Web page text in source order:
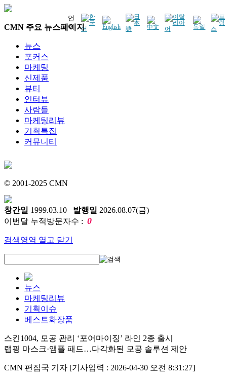
언
어
CMN 주요 뉴스페이지
뉴스
포커스
마케팅
신제품
뷰티
인터뷰
사람들
마케팅리뷰
기획특집
커뮤니티
© 2001-2025 CMN
창간일 1999.03.10 발행일 2026.08.07(금)
이번달 누적방문자수 : 0
검색영역 열고 닫기
뉴스
마케팅리뷰
기획이슈
베스트화장품
스킨1004, 모공 관리 ‘포어마이징’ 라인 2종 출시
랩핑 마스크·앰플 패드…다각화된 모공 솔루션 제안
CMN 편집국 기자 [기사입력 : 2026-04-30 오전 8:31:27]